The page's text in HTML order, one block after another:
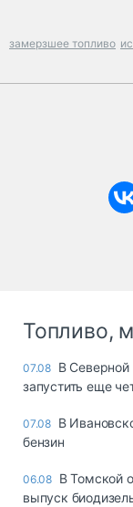
замерзшее топливо
Топливо,
07.08 В Северной
запустить еще
07.08 В
бензин
06.08 В Томской
выпуск